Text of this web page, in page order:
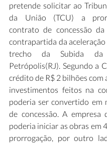
pretende solicitar ao
da União (TCU) a
contrato de concessão
contrapartida da
trecho da Subida da
Petrópolis(RJ). Segundo a
crédito de R$ 2 bilhões com
investimentos feitos na
poderia ser convertido em
de concessão. A empresa
poderia iniciar as obras em
prorrogação, por outro